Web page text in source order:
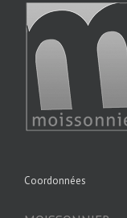
Coordonnées